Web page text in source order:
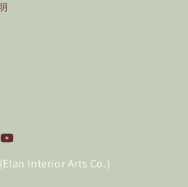
Interior Arts Co.)